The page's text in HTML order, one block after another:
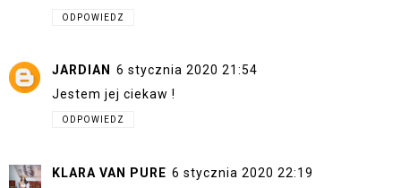
ODPOWIEDZ
JARDIAN
6 stycznia 2020 21:54
Jestem jej ciekaw !
ODPOWIEDZ
KLARA VAN PURE 6 stycznia 2020 22:19